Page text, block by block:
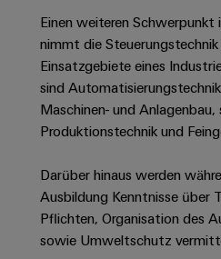
Geräte
Konventionelle
Energieerzeugung
Zukunftssicherheit
für
bewährte
Maschinenbau
Lösungen
für
verschiedene
und
Lösungen
Dezentrale
Automatisierung
Lösungen
IIoT
&
Blitz-
und
PV
Feldbusverteiler
Umweltbezogene
Produktkonformität
Engineering
Daten
Technische
Produktkataloge
Reparatur
Fachpressemeldungen
Pressekontakt
Unsere
IIoT
and
Automation
Offene
Ausbildungs-
und
Studienplätze
Aktuelle
Termine
Einen weiteren Schwerpunkt
nimmt die Steuerungstechnik
Einsatzgebiete eines
sind
Maschinen- und Anlagenbau,
Produktionstechnik und
Darüber hinaus werden
Ausbildung Kenntnisse über
Pflichten, Organisation des
sowie Umweltschutz